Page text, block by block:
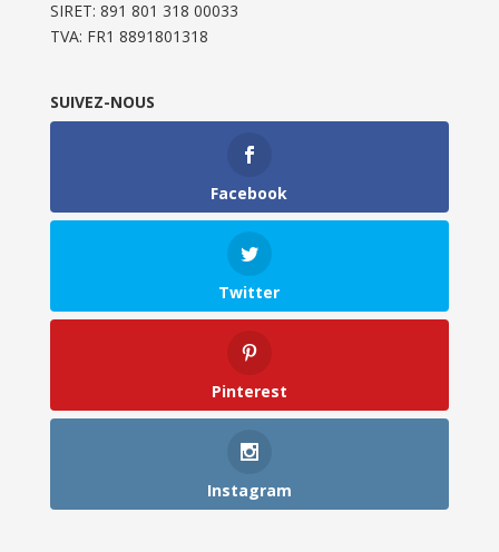
SIRET: 891 801 318 00033
TVA: FR1 8891801318
SUIVEZ-NOUS
Facebook
Twitter
Pinterest
Instagram